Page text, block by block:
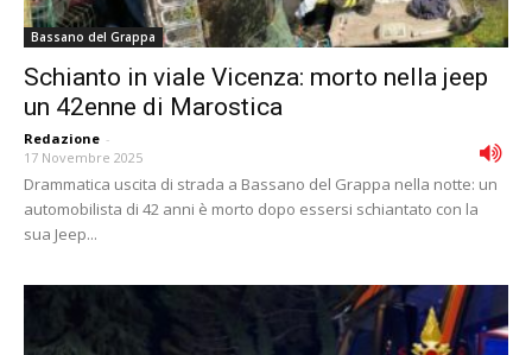
Bassano del Grappa
Schianto in viale Vicenza: morto nella jeep
un 42enne di Marostica
Redazione -
17 Novembre 2025
Drammatica uscita di strada a Bassano del Grappa nella notte: un
automobilista di 42 anni è morto dopo essersi schiantato con la
sua Jeep...